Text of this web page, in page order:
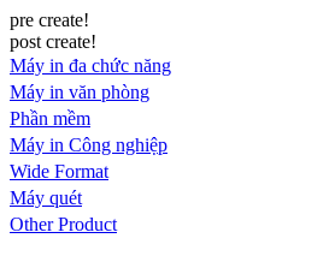
pre create!
post create!
Máy in đa chức năng
Máy in văn phòng
Phần mềm
Máy in Công nghiệp
Wide Format
Máy quét
Other Product